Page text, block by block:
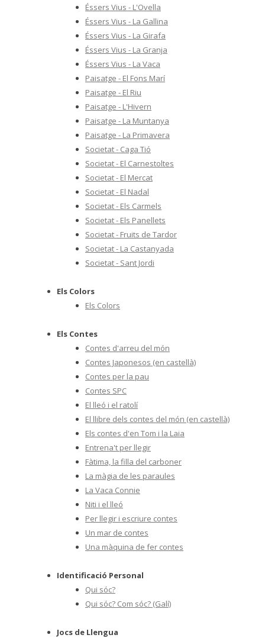
Éssers Vius - L'Ovella
Éssers Vius - La Gallina
Éssers Vius - La Girafa
Éssers Vius - La Granja
Éssers Vius - La Vaca
Paisatge - El Fons Marí
Paisatge - El Riu
Paisatge - L'Hivern
Paisatge - La Muntanya
Paisatge - La Primavera
Societat - Caga Tió
Societat - El Carnestoltes
Societat - El Mercat
Societat - El Nadal
Societat - Els Carmels
Societat - Els Panellets
Societat - Fruits de Tardor
Societat - La Castanyada
Societat - Sant Jordi
Els Colors
Els Colors
Els Contes
Contes d'arreu del món
Contes Japonesos (en castellà)
Contes per la pau
Contes SPC
El lleó i el ratolí
El llibre dels contes del món (en castellà)
Els contes d'en Tom i la Laia
Entrena't per llegir
Fàtima, la filla del carboner
La màgia de les paraules
La Vaca Connie
Niti i el lleó
Per llegir i escriure contes
Un mar de contes
Una màquina de fer contes
Identificació Personal
Qui sóc?
Qui sóc? Com sóc? (Galí)
Jocs de Llengua